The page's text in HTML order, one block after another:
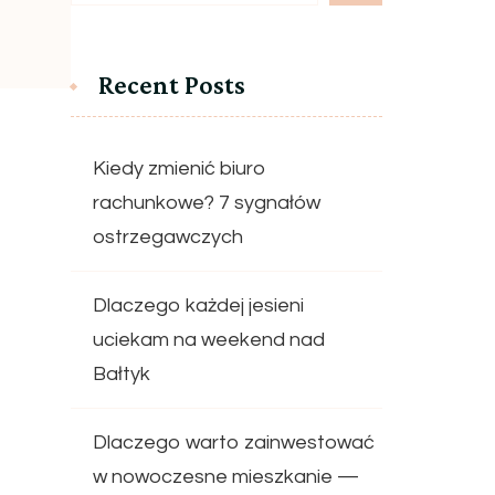
Recent Posts
Kiedy zmienić biuro
rachunkowe? 7 sygnałów
ostrzegawczych
Dlaczego każdej jesieni
uciekam na weekend nad
Bałtyk
Dlaczego warto zainwestować
w nowoczesne mieszkanie —